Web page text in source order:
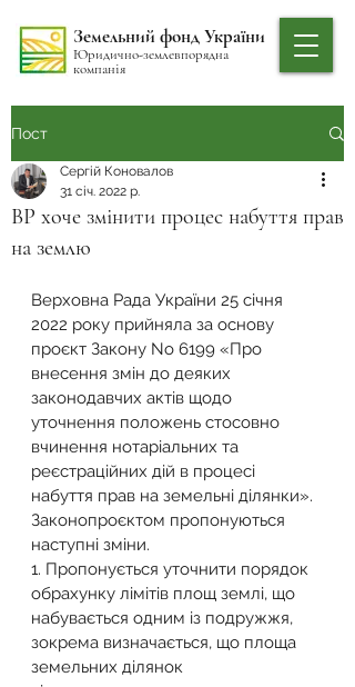
Земельний фонд України
Юридично-землевпорядна
компанія
Пост
ВР хоче змінити процес набуття прав
на землю
Сергій Коновалов
31 січ. 2022 р.
Верховна Рада України 25 січня
2022 року прийняла за основу
проєкт Закону No 6199 «Про
внесення змін до деяких
законодавчих актів щодо
уточнення положень стосовно
вчинення нотаріальних та
реєстраційних дій в процесі
набуття прав на земельні ділянки».
Законопроєктом пропонуються
наступні зміни.
1. Пропонується уточнити порядок
обрахунку лімітів площ землі, що
набувається одним із подружжя,
зокрема визначається, що площа
земельних ділянок